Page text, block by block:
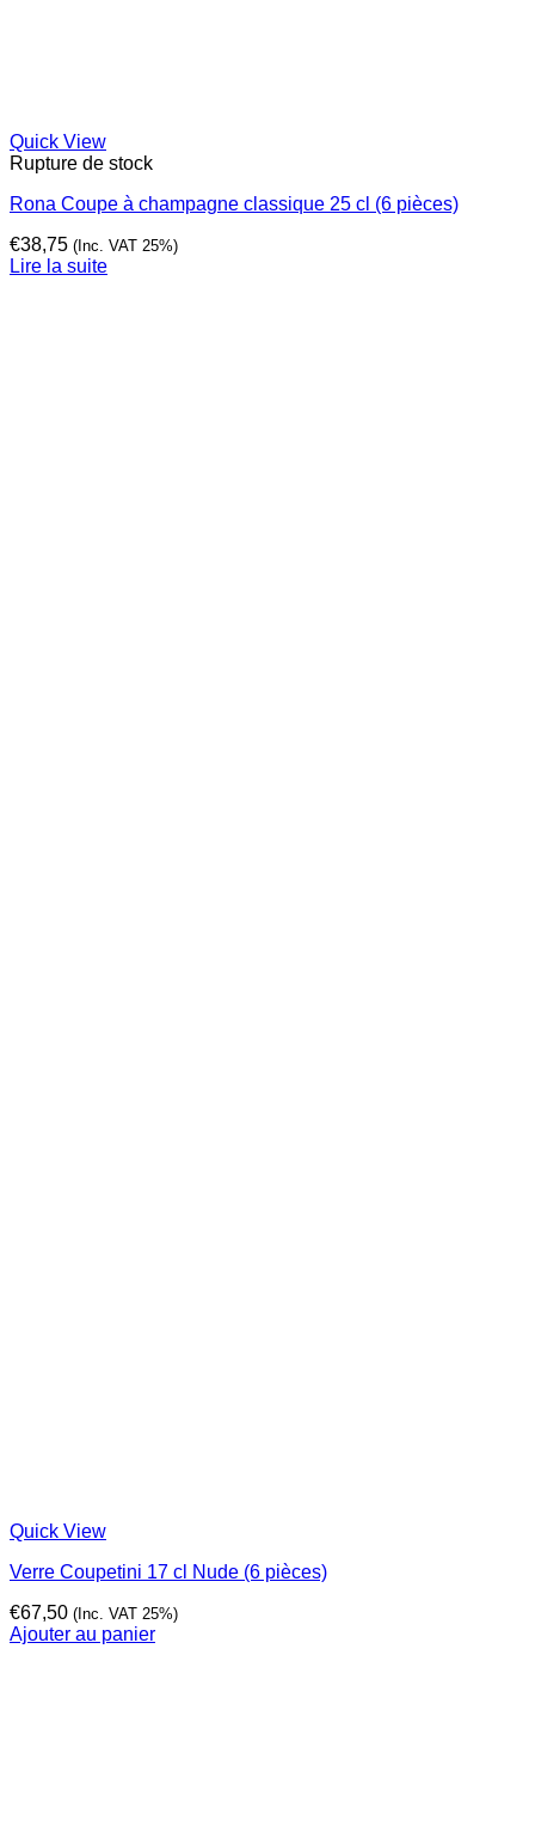
Quick View
Rupture de stock
Rona Coupe à champagne classique 25 cl (6 pièces)
€38,75 (Inc. VAT 25%)
Lire la suite
Quick View
Verre Coupetini 17 cl Nude (6 pièces)
€67,50 (Inc. VAT 25%)
Ajouter au panier